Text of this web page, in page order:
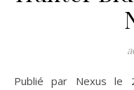
Publié par Nexus le 29 août 2024 Dans une lettre